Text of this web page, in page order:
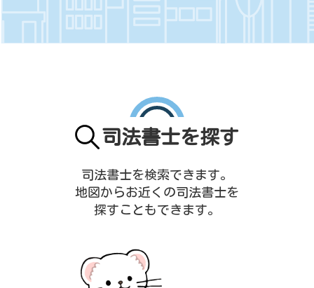
司法書士を探す
司法書士を検索できます。
地図からお近くの司法書士を
探すこともできます。